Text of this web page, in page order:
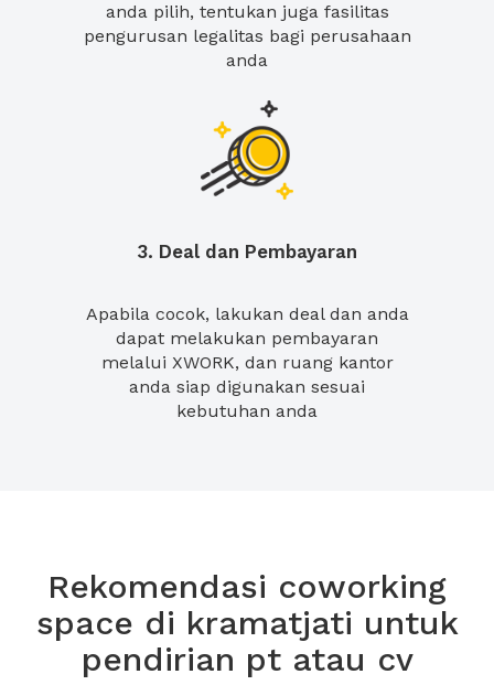
anda pilih, tentukan juga fasilitas
pengurusan legalitas bagi perusahaan
anda
3. Deal dan Pembayaran
Apabila cocok, lakukan deal dan anda
dapat melakukan pembayaran
melalui XWORK, dan ruang kantor
anda siap digunakan sesuai
kebutuhan anda
Rekomendasi coworking
space di kramatjati untuk
pendirian pt atau cv